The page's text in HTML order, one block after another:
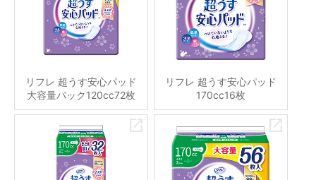
リフレ 超うす安心パッド
大容量パック120cc72枚
リフレ 超うす安心パッド
170cc16枚